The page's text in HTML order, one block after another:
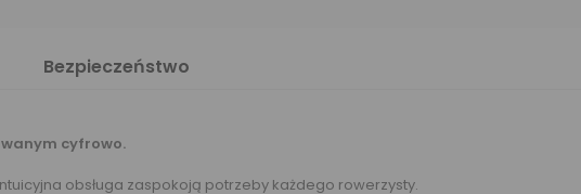
Bezpieczeństwo
cyfrowo.
obsługa zaspokoją potrzeby każdego rowerzysty.